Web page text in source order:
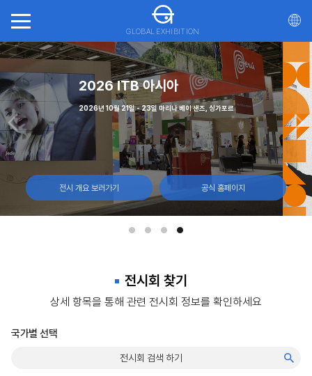
GLOBAL EXHIBITION
회(ITTS)
리올 캐나다
전시 개요 보러가기 공식 홈페이지
스
일, 라스베이거스 컨벤션 센터
전시 개요 보러가기 공식 홈페이지
캐나다 토론토, 엑시비션 플레이스
전시 개요 보러가기 공식 홈페이지
2026 ITB 아시아
2026년 10월 21일 - 23일 마리나 베이 샌즈, 싱가포르
전시 개요 보러가기 공식 홈페이지
전시회 찾기
상세 항목을 통해 관련 전시회 정보를 확인하세요
국가별 선택